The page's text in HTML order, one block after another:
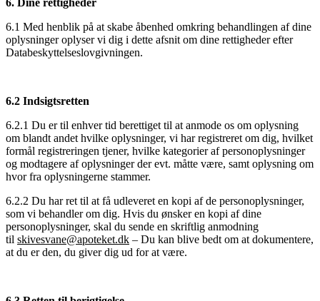
6.1 Med henblik på at skabe åbenhed omkring behandlingen af dine
oplysninger oplyser vi dig i dette afsnit om dine rettigheder efter
Databeskyttelseslovgivningen.
6.2 Indsigtsretten
6.2.1 Du er til enhver tid berettiget til at anmode os om oplysning
om blandt andet hvilke oplysninger, vi har registreret om dig, hvilket
formål registreringen tjener, hvilke kategorier af personoplysninger
og modtagere af oplysninger der evt. måtte være, samt oplysning om
hvor fra oplysningerne stammer.
6.2.2 Du har ret til at få udleveret en kopi af de personoplysninger,
som vi behandler om dig. Hvis du ønsker en kopi af dine
personoplysninger, skal du sende en skriftlig anmodning
til skivesvane@apoteket.dk – Du kan blive bedt om at dokumentere,
at du er den, du giver dig ud for at være.